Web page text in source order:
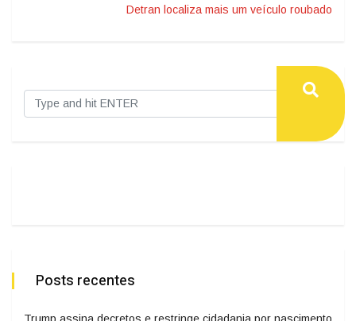
Detran localiza mais um veículo roubado
Posts recentes